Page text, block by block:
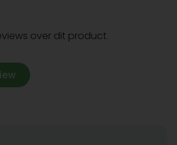
over dit product.